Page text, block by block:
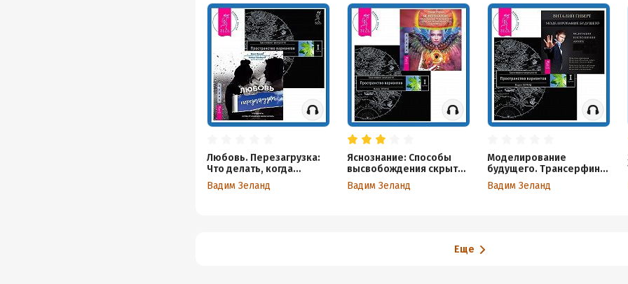
Любовь. Перезагрузка:
Что делать, когда
отношения закончились.
Трансерфинг
Вадим Зеланд
Яснознание: Способы
высвобождения скрытых
возможностей человека.
Трансерфинг
Вадим Зеланд
Моделирование
будущего. Трансерфинг
реальности. Ступень I:
Пространство вариантов
Вадим Зеланд
Еще